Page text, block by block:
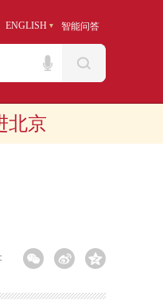
ENGLISH 智能问答
北京